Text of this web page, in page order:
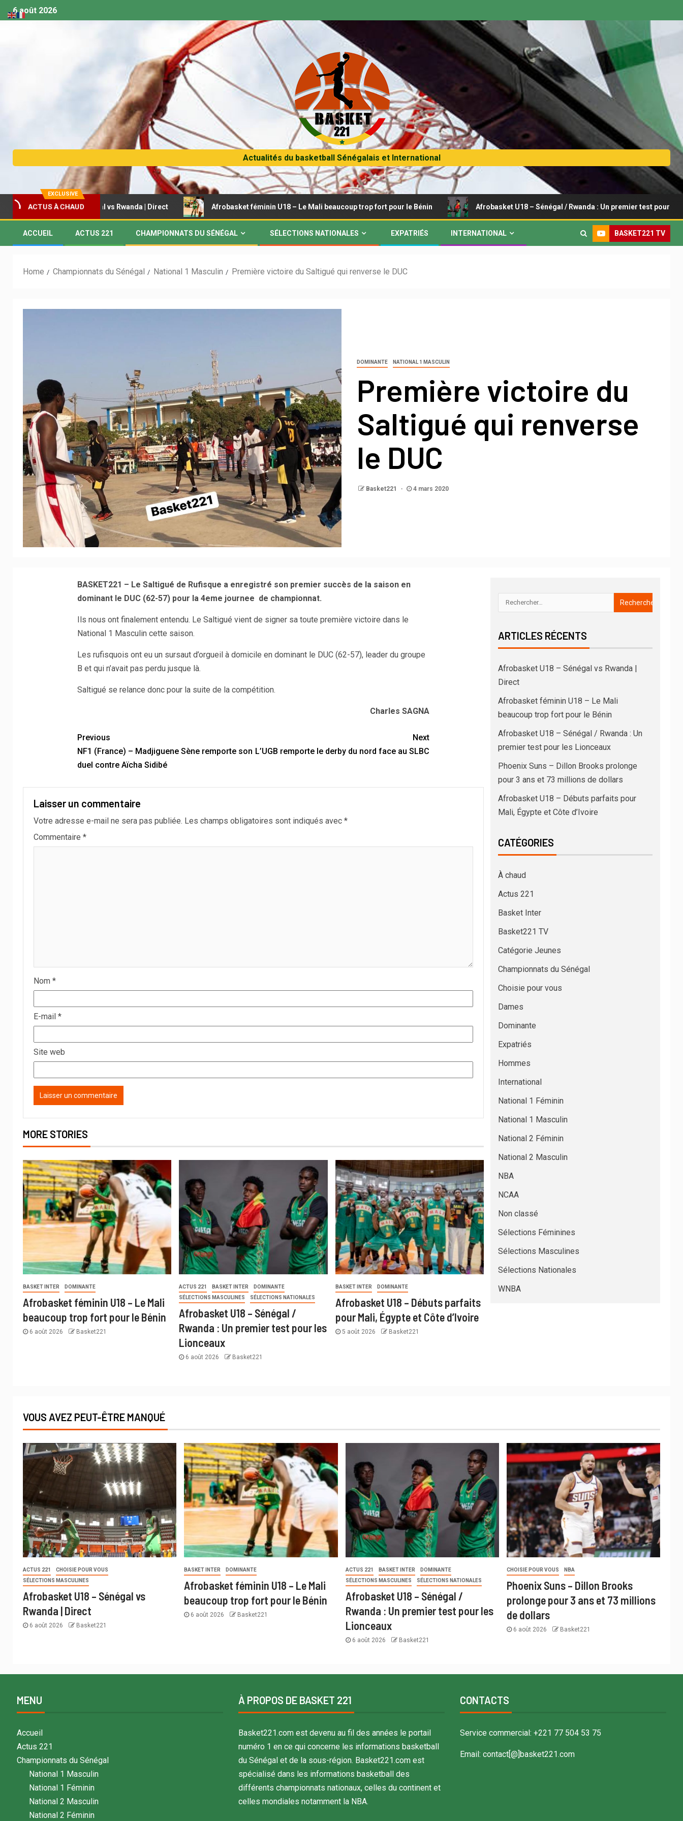
6 août 2026
Actualités du basketball Sénégalais et International
EXCLUSIVE
ACTUS À CHAUD
U18 – Sénégal vs Rwanda | Direct Afrobasket féminin U18 – Le Mali beaucoup trop fort pour le Bénin Afrobasket U18 – Sénégal / Rwanda : Un premier test pour les
ACCUEIL ACTUS 221 CHAMPIONNATS DU SÉNÉGAL SÉLECTIONS NATIONALES EXPATRIÉS INTERNATIONAL BASKET221 TV
Home Championnats du Sénégal National 1 Masculin Première victoire du Saltigué qui renverse le DUC
DOMINANTE NATIONAL 1 MASCULIN
Première victoire du
Saltigué qui renverse
le DUC
Basket221 4 mars 2020
BASKET221 – Le Saltigué de Rufisque a enregistré son premier succès de la saison en
dominant le DUC (62-57) pour la 4eme journee de championnat.
Ils nous ont finalement entendu. Le Saltigué vient de signer sa toute première victoire dans le
National 1 Masculin cette saison.
Les rufisquois ont eu un sursaut d’orgueil à domicile en dominant le DUC (62-57), leader du groupe
B et qui n’avait pas perdu jusque là.
Saltigué se relance donc pour la suite de la compétition.
Charles SAGNA
Previous
NF1 (France) – Madjiguene Sène remporte son
duel contre Aïcha Sidibé
Next
L’UGB remporte le derby du nord face au SLBC
Laisser un commentaire
Votre adresse e-mail ne sera pas publiée. Les champs obligatoires sont indiqués avec *
Commentaire *
Nom *
E-mail *
Site web
MORE STORIES
BASKET INTER DOMINANTE
Afrobasket féminin U18 – Le Mali
beaucoup trop fort pour le Bénin
6 août 2026 Basket221
ACTUS 221 BASKET INTER
DOMINANTE
SÉLECTIONS MASCULINES
SÉLECTIONS NATIONALES
Afrobasket U18 – Sénégal /
Rwanda : Un premier test pour les
Lionceaux
6 août 2026 Basket221
BASKET INTER DOMINANTE
Afrobasket U18 – Débuts parfaits
pour Mali, Égypte et Côte d’Ivoire
5 août 2026 Basket221
ARTICLES RÉCENTS
Afrobasket U18 – Sénégal vs Rwanda |
Direct
Afrobasket féminin U18 – Le Mali
beaucoup trop fort pour le Bénin
Afrobasket U18 – Sénégal / Rwanda : Un
premier test pour les Lionceaux
Phoenix Suns – Dillon Brooks prolonge
pour 3 ans et 73 millions de dollars
Afrobasket U18 – Débuts parfaits pour
Mali, Égypte et Côte d’Ivoire
CATÉGORIES
À chaud
Actus 221
Basket Inter
Basket221 TV
Catégorie Jeunes
Championnats du Sénégal
Choisie pour vous
Dames
Dominante
Expatriés
Hommes
International
National 1 Féminin
National 1 Masculin
National 2 Féminin
National 2 Masculin
NBA
NCAA
Non classé
Sélections Féminines
Sélections Masculines
Sélections Nationales
WNBA
VOUS AVEZ PEUT-ÊTRE MANQUÉ
ACTUS 221
CHOISIE POUR VOUS
SÉLECTIONS MASCULINES
Afrobasket U18 – Sénégal vs
Rwanda | Direct
6 août 2026 Basket221
BASKET INTER DOMINANTE
Afrobasket féminin U18 – Le Mali
beaucoup trop fort pour le Bénin
6 août 2026 Basket221
ACTUS 221 BASKET INTER
DOMINANTE
SÉLECTIONS MASCULINES
SÉLECTIONS NATIONALES
Afrobasket U18 – Sénégal /
Rwanda : Un premier test pour les
Lionceaux
6 août 2026 Basket221
CHOISIE POUR VOUS NBA
Phoenix Suns – Dillon Brooks
prolonge pour 3 ans et 73 millions
de dollars
6 août 2026 Basket221
MENU
Accueil
Actus 221
Championnats du Sénégal
National 1 Masculin
National 1 Féminin
National 2 Masculin
National 2 Féminin
À PROPOS DE BASKET 221
Basket221.com est devenu au fil des années le portail
numéro 1 en ce qui concerne les informations basketball
du Sénégal et de la sous-région. Basket221.com est
spécialisé dans les informations basketball des
différents championnats nationaux, celles du continent et
celles mondiales notamment la NBA.
CONTACTS
Service commercial: +221 77 504 53 75
Email: contact[@]basket221.com